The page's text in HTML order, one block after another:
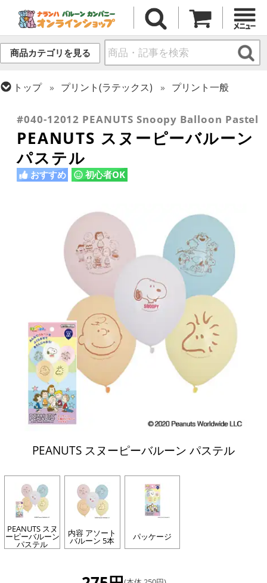
商品カテゴリを見る
トップ プリント(ラテックス)
プリント一般
キャラクター・その他メッセージ
#040-12012 PEANUTS Snoopy Balloon Pastel
PEANUTS スヌーピーバルーン
パステル
おすすめ 初心者OK
PEANUTS スヌーピーバルーン パステル
PEANUTS スヌ
ーピーバルーン
パステル
内容 アソート
バルーン 5本 パッケージ